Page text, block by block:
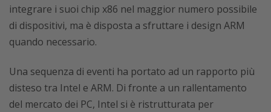
integrare i suoi chip x86 nel maggior numero possibile
di dispositivi, ma è disposta a sfruttare i design ARM
quando necessario.
Una sequenza di eventi ha portato ad un rapporto più
disteso tra Intel e ARM. Di fronte a un rallentamento
del mercato dei PC, Intel si è ristrutturata per